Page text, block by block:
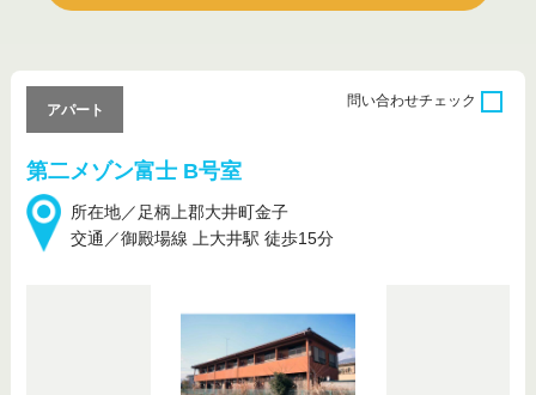
第二メゾン富士 B号室
所在地／足柄上郡大井町金子
交通／御殿場線 上大井駅 徒歩15分
アパート
問い合わせチェック